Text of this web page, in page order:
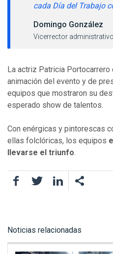
cada Día del Trabajo
Domingo González
Vicerrector administrativo
La actriz Patricia Portocarrero
animación del evento y de
equipos que mostraron su
esperado show de talentos.
Con enérgicas y pintorescas
ellas folclóricas, los equipos
llevarse el triunfo.
FacebookTwitter LinkedIn
Noticias relacionadas